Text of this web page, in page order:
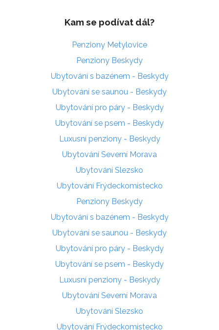
Kam se podívat dál?
Penziony Metylovice
Penziony Beskydy
Ubytování s bazénem - Beskydy
Ubytování se saunou - Beskydy
Ubytování pro páry - Beskydy
Ubytování se psem - Beskydy
Luxusní penziony - Beskydy
Ubytování Severní Morava
Ubytování Slezsko
Ubytování Frýdeckomístecko
Penziony Beskydy
Ubytování s bazénem - Beskydy
Ubytování se saunou - Beskydy
Ubytování pro páry - Beskydy
Ubytování se psem - Beskydy
Luxusní penziony - Beskydy
Ubytování Severní Morava
Ubytování Slezsko
Ubytování Frýdeckomístecko